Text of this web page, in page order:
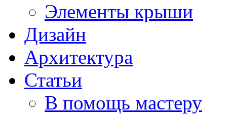
Элементы крыши
Дизайн
Архитектура
Статьи
В помощь мастеру